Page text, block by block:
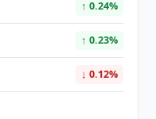
↑ 0.24%
↑ 0.23%
↓ 0.12%